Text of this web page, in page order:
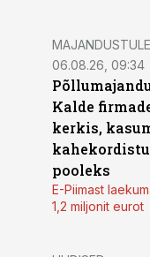
06.08.26, 09:34
Kalde
kerkis,
pooleks
E-Piimast
1,2 miljonit eurot